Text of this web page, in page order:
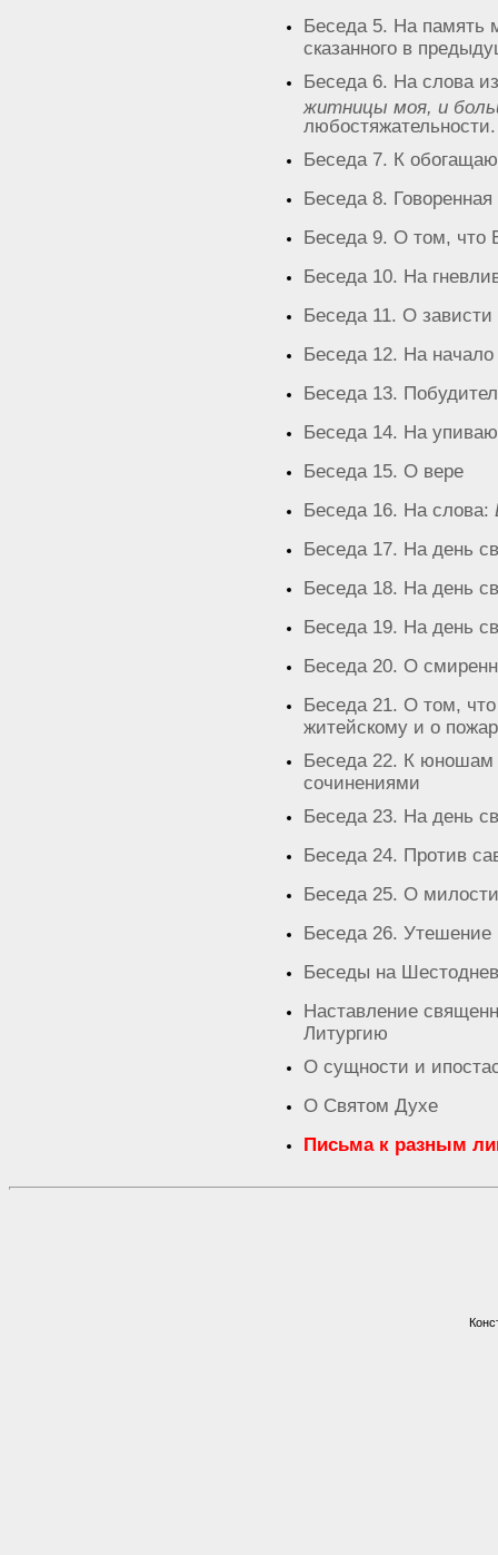
Беседа 5. На память
сказанного в
Беседа 6. На слова
житницы моя, и
любостяжательности.
Беседа 7. К
Беседа 8.
Беседа 9. О том, что
Беседа 10. На
Беседа 11. О зависти
Беседа 12. На
Беседа 13.
Беседа 14. На
Беседа 15. О вере
Беседа 16. На слова:
Беседа 17. На день
Беседа 18. На день
Беседа 19. На день
Беседа 20. О
Беседа 21. О том,
житейскому и о
Беседа 22. К юношам
сочинениями
Беседа 23. На день
Беседа 24. Против
Беседа 25. О
Беседа 26. Утешение
Беседы на Шестоднев
Наставление
Литургию
О сущности и
О Святом Духе
Письма к разным